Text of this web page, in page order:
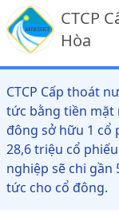
CTCP
Hòa
CTCP Cấp thoát
tức bằng tiền mặt
đông sở hữu 1 cổ
28,6 triệu cổ
nghiệp sẽ chi gần
tức cho cổ đông.